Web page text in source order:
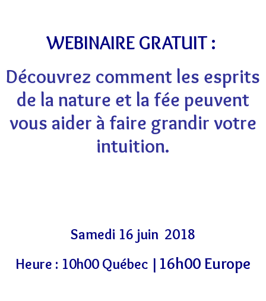
WEBINAIRE GRATUIT :
Découvrez comment les esprits
de la nature et la fée peuvent
vous aider à faire grandir votre
intuition.
Samedi 16 juin 2018
Heure : 10h00 Québec | 16h00 Europe